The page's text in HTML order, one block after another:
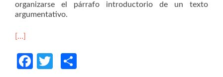
organizarse el párrafo introductorio de un texto
argumentativo.
[…]
Facebook
Twitter